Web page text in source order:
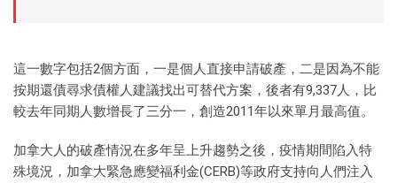
這一數字包括2個方面，一是個人直接申請破產，二是因為不能
按期還債尋求債權人建議找出可替代方案，後者有9,337人，比
較去年同期人數增長了三分一，創造2011年以來單月最高值。
加拿大人的破產情況在多年呈上升趨勢之後，疫情期間陷入特
殊境況，加拿大緊急應變福利金(CERB)等政府支持向人們注入